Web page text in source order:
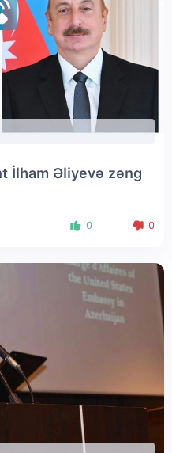
İlham Əliyevə zəng
0 0